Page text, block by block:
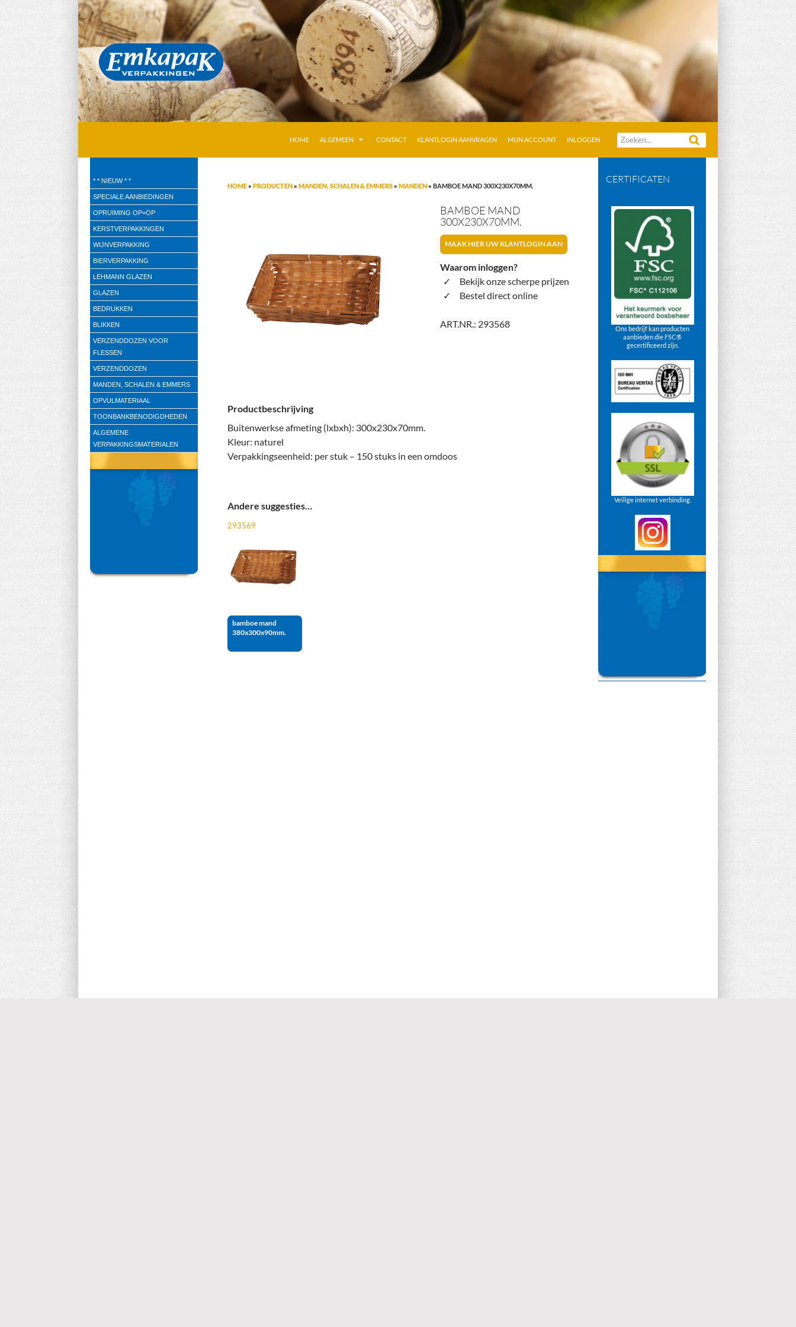
Zoeken
HOME
ALGEMEEN CONTACT KLANTLOGIN AANVRAGEN MIJN ACCOUNT INLOGGEN
HOME» PRODUCTEN» MANDEN, SCHALEN & EMMERS» MANDEN» BAMBOE MAND 300X230X70MM.
BAMBOE MAND
300X230X70MM.
MAAK HIER UW KLANTLOGIN AAN
Waarom inloggen?
Bekijk onze scherpe prijzen
Bestel direct online
ART.NR.: 293568
Productbeschrijving
Buitenwerkse afmeting (lxbxh): 300x230x70mm.
Kleur: naturel
Verpakkingseenheid: per stuk – 150 stuks in een omdoos
Andere suggesties…
293569
bamboe mand
380x300x90mm.
CERTIFICATEN
Ons bedrijf kan producten
aanbieden die FSC®
gecertificeerd zijn.
Veilige internet verbinding.
Verpakkingen
* * NIEUW * *
SPECIALE AANBIEDINGEN
OPRUIMING OP=OP
KERSTVERPAKKINGEN
WIJNVERPAKKING
BIERVERPAKKING
LEHMANN GLAZEN
GLAZEN
BEDRUKKEN
BLIKKEN
VERZENDDOZEN VOOR
FLESSEN
VERZENDDOZEN
MANDEN, SCHALEN & EMMERS
OPVULMATERIAAL
TOONBANKBENODIGDHEDEN
ALGEMENE
VERPAKKINGSMATERIALEN